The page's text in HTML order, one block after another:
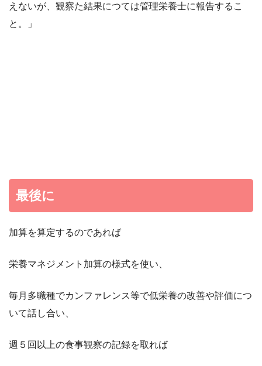
えないが、 観察た結果につては管理栄養士に報告するこ
と。」
最後に
加算を算定するのであれば
栄養マネジメント加算の様式を使い、
毎月多職種でカンファレンス等で低栄養の改善や評価につ
いて話し合い、
週５回以上の食事観察の記録を取れば